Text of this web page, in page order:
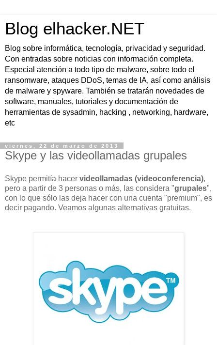
Blog elhacker.NET
Blog sobre informática, tecnología, privacidad y seguridad.
Con entradas sobre noticias con información completa.
Especial atención a todo tipo de malware, sobre todo el
ransomware, ataques DDoS, temas de IA, así como análisis
de malware y spyware. También se tratarán novedades de
software, manuales, tutoriales y documentación de
herramientas de sysadmin, hacking , networking, hardware,
etc
viernes, 22 de marzo de 2013
Skype y las videollamadas grupales
Skype permitía hacer videollamadas (videoconferencia),
pero a partir de 3 personas o más, las considera "grupales",
con lo que sólo las deja hacer con una cuenta "premium", es
decir pagando. Veamos algunas alternativas gratuitas.